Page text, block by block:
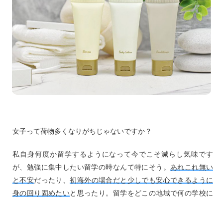
女子って荷物多くなりがちじゃないですか？
私自身何度か留学するようになって今でこそ減らし気味です
が、勉強に集中したい留学の時なんて特にそう。 あれこれ無い
と不安だったり、初海外の場合だと少しでも安心できるように
身の回り固めたいと思ったり。留学をどこの地域で何の学校に